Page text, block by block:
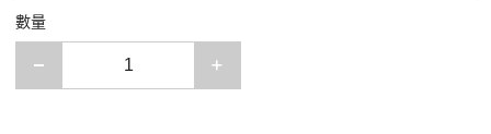
數量
減少一項